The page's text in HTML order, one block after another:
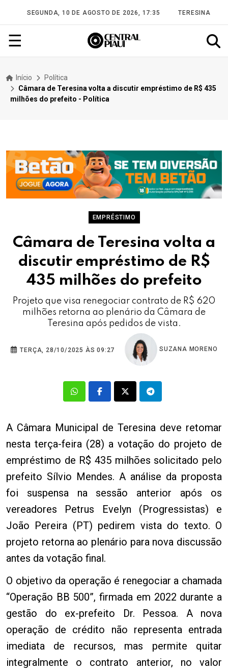
SEGUNDA, 10 DE AGOSTO DE 2026, 17:35 TERESINA
☰
Início
Política
Câmara de Teresina volta a discutir empréstimo de R$ 435
milhões do prefeito - Política
EMPRÉSTIMO
Câmara de Teresina volta a
discutir empréstimo de R$
435 milhões do prefeito
Projeto que visa renegociar contrato de R$ 620
milhões retorna ao plenário da Câmara de
Teresina após pedidos de vista.
TERÇA, 28/10/2025 ÀS 09:27 SUZANA MORENO
A Câmara Municipal de Teresina deve retomar
nesta terça-feira (28) a votação do projeto de
empréstimo de R$ 435 milhões solicitado pelo
prefeito Sílvio Mendes. A análise da proposta
foi suspensa na sessão anterior após os
vereadores Petrus Evelyn (Progressistas) e
João Pereira (PT) pedirem vista do texto. O
projeto retorna ao plenário para nova discussão
antes da votação final.
O objetivo da operação é renegociar a chamada
“Operação BB 500”, firmada em 2022 durante a
gestão do ex-prefeito Dr. Pessoa. A nova
operação de crédito não representa entrada
imediata de recursos, mas permite quitar
integralmente o contrato anterior, no valor